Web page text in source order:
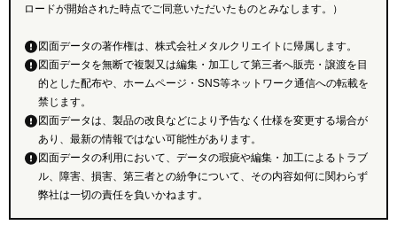
ロードが開始された時点でご同意いただいたものとみなします。）
図面データの著作権は、株式会社メタルクリエイトに帰属します。
図面データを無断で複製又は編集・加工して第三者へ販売・譲渡を目
的とした配布や、ホームページ・SNS等ネットワーク通信への転載を
禁じます。
図面データは、製品の改良などにより予告なく仕様を変更する場合が
あり、最新の情報ではない可能性があります。
図面データの利用において、データの瑕疵や編集・加工によるトラブ
ル、障害、損害、第三者との紛争について、その内容如何に関わらず
弊社は一切の責任を負いかねます。